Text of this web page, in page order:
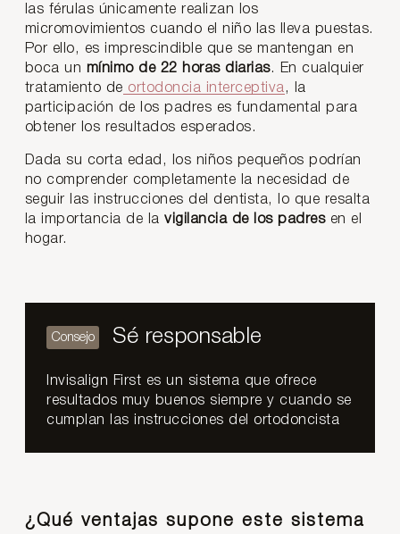
las férulas únicamente realizan los
micromovimientos cuando el niño las lleva puestas.
Por ello, es imprescindible que se mantengan en
boca un mínimo de 22 horas diarias. En cualquier
tratamiento de ortodoncia interceptiva, la
participación de los padres es fundamental para
obtener los resultados esperados.
Dada su corta edad, los niños pequeños podrían
no comprender completamente la necesidad de
seguir las instrucciones del dentista, lo que resalta
la importancia de lavigilancia de los padresen el
hogar.
Sé responsable
Invisalign First es un sistema que ofrece
resultados muy buenos siempre y cuando se
cumplan las instrucciones del ortodoncista
¿Qué ventajas supone este sistema